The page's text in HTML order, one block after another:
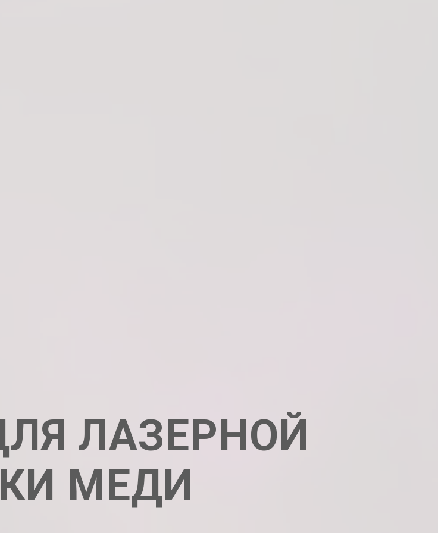
ЛАЗЕРНОЙ
МЕДИ